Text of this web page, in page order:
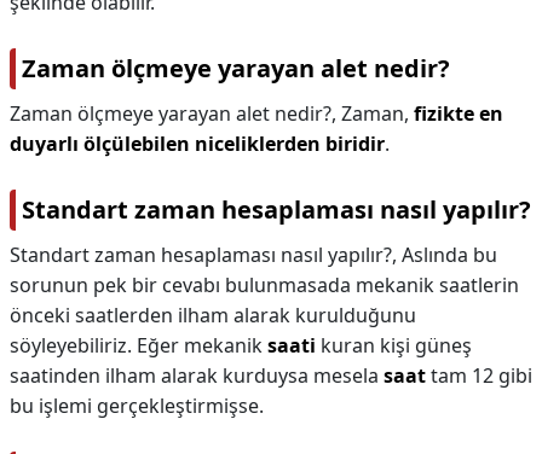
Zaman ölçmeye yarayan alet nedir?
Zaman ölçmeye yarayan alet nedir?, Zaman, fizikte en
duyarlı ölçülebilen niceliklerden biridir.
Standart zaman hesaplaması nasıl yapılır?
Standart zaman hesaplaması nasıl yapılır?, Aslında bu
sorunun pek bir cevabı bulunmasada mekanik saatlerin
önceki saatlerden ilham alarak kurulduğunu
söyleyebiliriz. Eğer mekaniksaati kuran kişi güneş
saatinden ilham alarak kurduysa mesela saattam 12 gibi
bu işlemi gerçekleştirmişse.